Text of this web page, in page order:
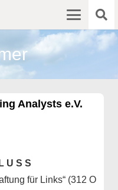
Analysts e.V.
U S S
für Links“ (312 O